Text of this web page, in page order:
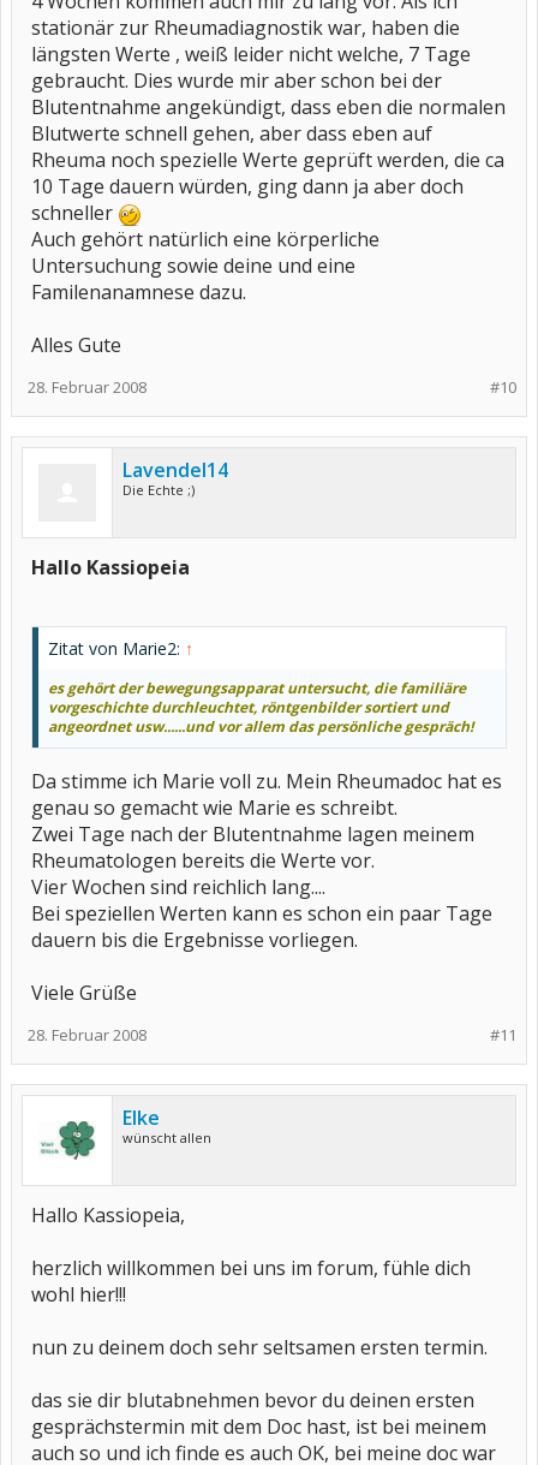
stationär zur Rheumadiagnostik war, haben die
längsten Werte , weiß leider nicht welche, 7 Tage
gebraucht. Dies wurde mir aber schon bei der
Blutentnahme angekündigt, dass eben die normalen
Blutwerte schnell gehen, aber dass eben auf
Rheuma noch spezielle Werte geprüft werden, die ca
10 Tage dauern würden, ging dann ja aber doch
schneller
Auch gehört natürlich eine körperliche
Untersuchung sowie deine und eine
Familenanamnese dazu.
Alles Gute
#10
28. Februar 2008
Lavendel14
Die Echte ;)
Hallo Kassiopeia
Zitat von Marie2: ↑
es gehört der bewegungsapparat untersucht, die familiäre
vorgeschichte durchleuchtet, röntgenbilder sortiert und
angeordnet usw......und vor allem das persönliche gespräch!
Da stimme ich Marie voll zu. Mein Rheumadoc hat es
genau so gemacht wie Marie es schreibt.
Zwei Tage nach der Blutentnahme lagen meinem
Rheumatologen bereits die Werte vor.
Vier Wochen sind reichlich lang....
Bei speziellen Werten kann es schon ein paar Tage
dauern bis die Ergebnisse vorliegen.
Viele Grüße
#11
28. Februar 2008
Elke
wünscht allen
Hallo Kassiopeia,
herzlich willkommen bei uns im forum, fühle dich
wohl hier!!!
nun zu deinem doch sehr seltsamen ersten termin.
das sie dir blutabnehmen bevor du deinen ersten
gesprächstermin mit dem Doc hast, ist bei meinem
auch so und ich finde es auch OK, bei meine doc war